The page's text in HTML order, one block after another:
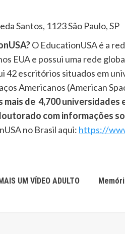
Santos, 1123 São Paulo, SP
O EducationUSA é a
EUA e possui uma rede
42 escritórios situados em
Americanos (American
mais de 4,700 universidades
com informações
no Brasil aqui: https://
UM VÍDEO ADULTO